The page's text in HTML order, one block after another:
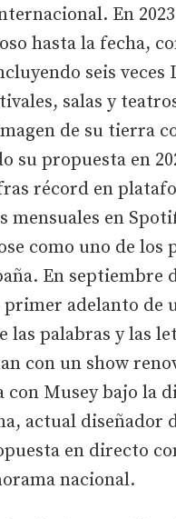
En
hasta la fecha,
seis veces
salas y
de su tierra
su propuesta en
récord en
mensuales en
como uno de los
En septiembre
primer adelanto de
palabras y las
con un show
Musey bajo la
actual diseñador
en directo
nacional.